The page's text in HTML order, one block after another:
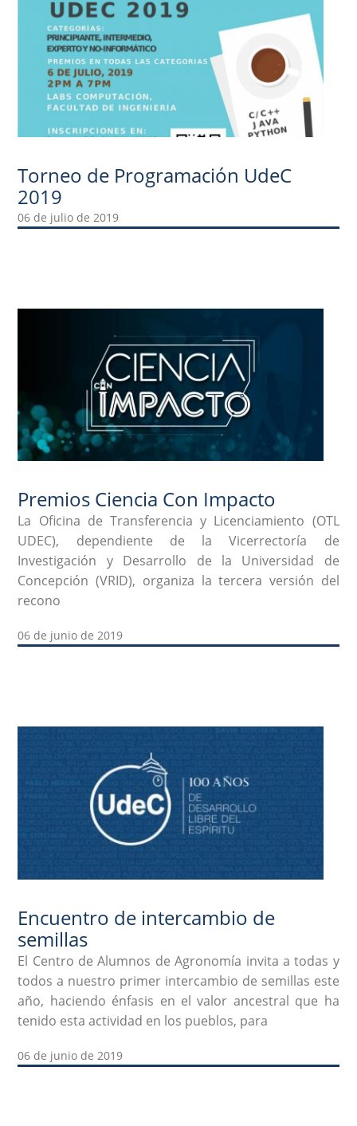
Torneo de Programación UdeC
2019
06 de julio de 2019
Premios Ciencia Con Impacto
La Oficina de Transferencia y Licenciamiento (OTL
UDEC), dependiente de la Vicerrectoría de
Investigación y Desarrollo de la Universidad de
Concepción (VRID), organiza la tercera versión del
recono
06 de junio de 2019
Encuentro de intercambio de
semillas
El Centro de Alumnos de Agronomía invita a todas y
todos a nuestro primer intercambio de semillas este
año, haciendo énfasis en el valor ancestral que ha
tenido esta actividad en los pueblos, para
06 de junio de 2019